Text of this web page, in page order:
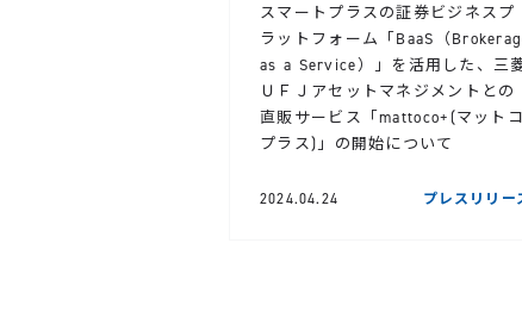
スマートプラスの証券ビジネスプ
ラットフォーム「BaaS（
as a Service）」を活用した、三
ＵＦＪアセットマネジメントとの
直販サービス「mattoco+(マットコ
プラス)」の開始について
2024.04.24 プレスリリー